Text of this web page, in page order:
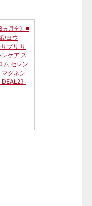
ヵ月分》■
/ヨウ
プリ サ
ケア ス
ム セレン
マグネシ
】